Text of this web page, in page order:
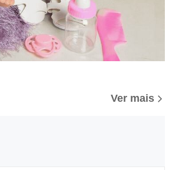
Ver mais